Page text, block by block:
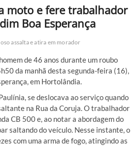
moto e fere trabalhador
Boa Esperança
assalta e atira em morador
de 46 anos durante um roubo
da manhã desta segunda-feira (16),
em Hortolândia.
se deslocava ao serviço quando
na Rua da Coruja. O trabalhador
CB 500 e, ao notar a abordagem do
saltando do veículo. Nesse instante, o
com uma arma de fogo, atingindo as